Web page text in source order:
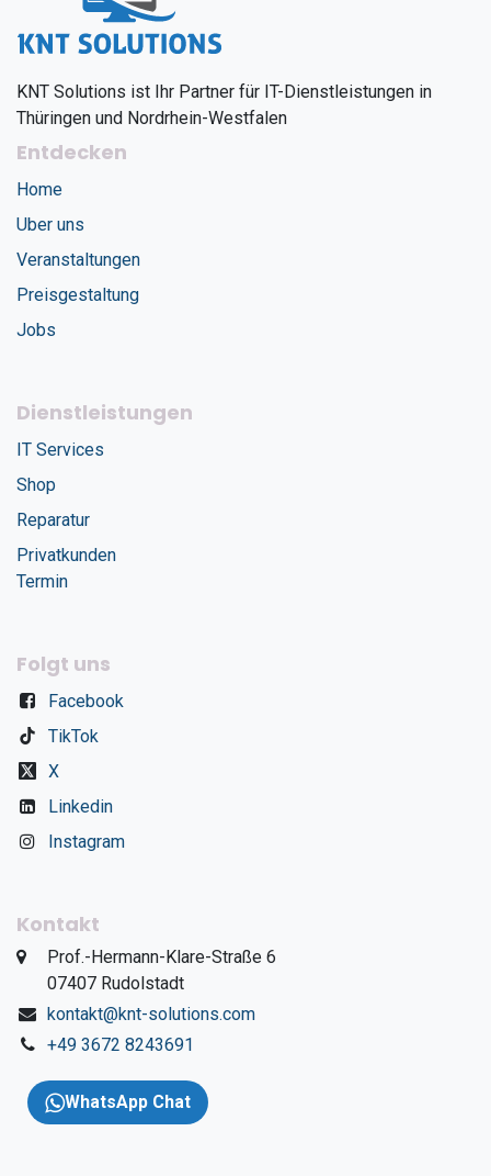
KNT Solutions ist Ihr Partner für IT-Dienstleistungen in
Thüringen und Nordrhein-Westfalen
Entdecken
Home
Uber uns
Veranstaltungen
Preisgestaltung
Jobs
Dienstleistungen
IT Services
Shop
Reparatur
Privatkunden
Termin
Folgt uns
Facebook
TikTok
X
Linkedin
Instagram
Kontakt
​Prof.-Hermann-Klare-Straße 6
​07407 Rudolstadt
kontakt@knt-solutions.com
+49 3672 8243691
WhatsApp Chat